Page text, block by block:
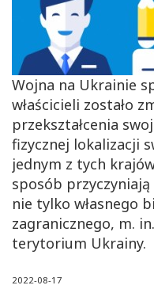
Wojna na Ukrainie
właścicieli zostało
przekształcenia
fizycznej lokalizacji
jednym z tych
sposób
nie tylko własnego
zagranicznego, m.
terytorium Ukrainy.
2022-08-17